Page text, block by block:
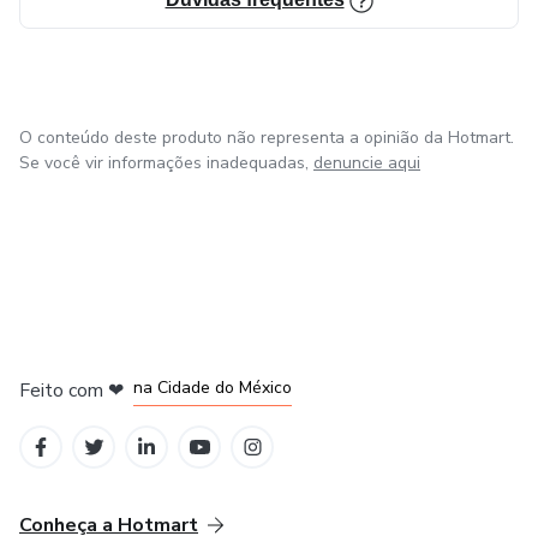
O conteúdo deste produto não representa a opinião da Hotmart.
Se você vir informações inadequadas, denuncie aqui
Feito com ❤ na Cidade do México
Conheça a Hotmart